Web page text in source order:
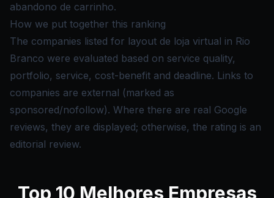
abandono de carrinho.
How we put together this ranking
The companies listed for layout de loja virtual in Rio
Branco were evaluated based on service quality,
portfolio, service, cost-benefit and deadline. Links to
companies are external (marked as
sponsored/nofollow). Where there are real Google
reviews, they are displayed; otherwise, the rating is an
editorial review.
Top 10 Melhores Empresas